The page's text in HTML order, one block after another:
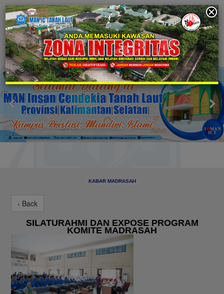
KABAR MADRASAH
‹ Back
SILATURAHMI DAN EXPOSE PROGRAM
KOMITE MADRASAH